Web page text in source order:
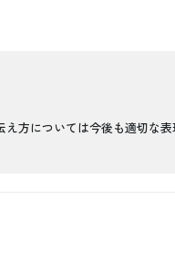
方については今後も適切な